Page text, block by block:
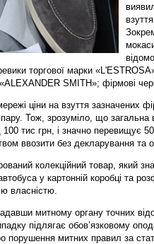
торгової марки
SMITH»; фірмові
ціни на взуття зазначених
Тож, зрозуміло, що загальна
100 тис грн, і значно перевищує
ввозити без декларування та
колекційний товар, який
у картонній коробці та
власністю.
митному органу точних
підлягає обов’язковому
порушення митних правил за